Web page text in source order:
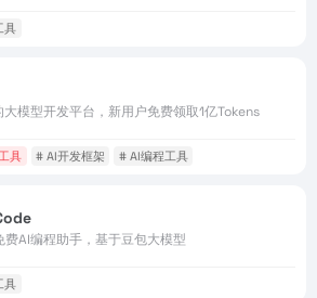
具
大模型开发平台，新用户免费领取1亿Tokens
具 # AI开发框架 # AI编程工具
费AI编程助手，基于豆包大模型
具